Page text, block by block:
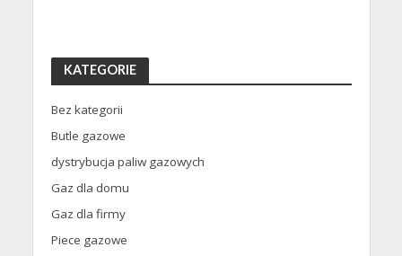
KATEGORIE
Bez kategorii
Butle gazowe
dystrybucja paliw gazowych
Gaz dla domu
Gaz dla firmy
Piece gazowe